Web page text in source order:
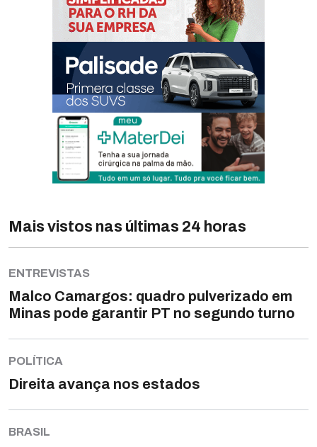
Mais vistos nas últimas 24 horas
ENTREVISTAS
Malco Camargos: quadro pulverizado em
Minas pode garantir PT no segundo turno
POLÍTICA
Direita avança nos estados
BRASIL